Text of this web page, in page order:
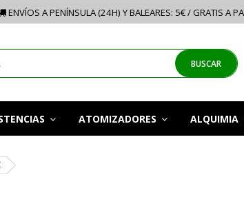
ENVÍOS A PENÍNSULA (24H) Y BALEARES: 5€ / GRATIS A
BUSCAR
ATOMIZADORES ALQUIMIA